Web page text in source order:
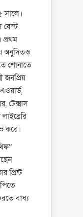
সালে।
বেস্ট
অনুদিতও
শোনাতে
জনপ্রিয়
টেক্সাস
করে।
প্রিন্ট
বাধ্য